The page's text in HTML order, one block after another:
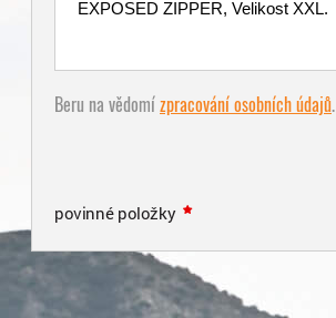
Beru na vědomízpracování osobních údajů.
povinné položky